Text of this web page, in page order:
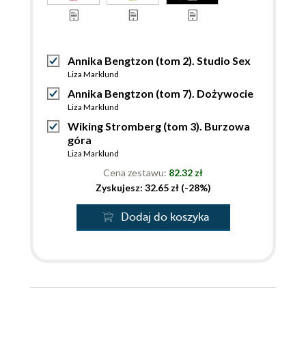
Annika Bengtzon (tom 2). Studio Sex
Liza Marklund
Annika Bengtzon (tom 7). Dożywocie
Liza Marklund
Wiking Stromberg (tom 3). Burzowa
góra
Liza Marklund
Cena zestawu: 82.32 zł
Zyskujesz: 32.65 zł (-28%)
Dodaj do koszyka